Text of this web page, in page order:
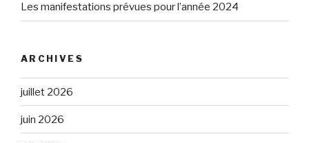
Les manifestations prévues pour l’année 2024
ARCHIVES
juillet 2026
juin 2026